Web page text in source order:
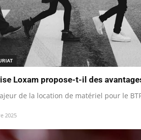
Loxam propose-t-il des
de la location de matériel pour le
2025